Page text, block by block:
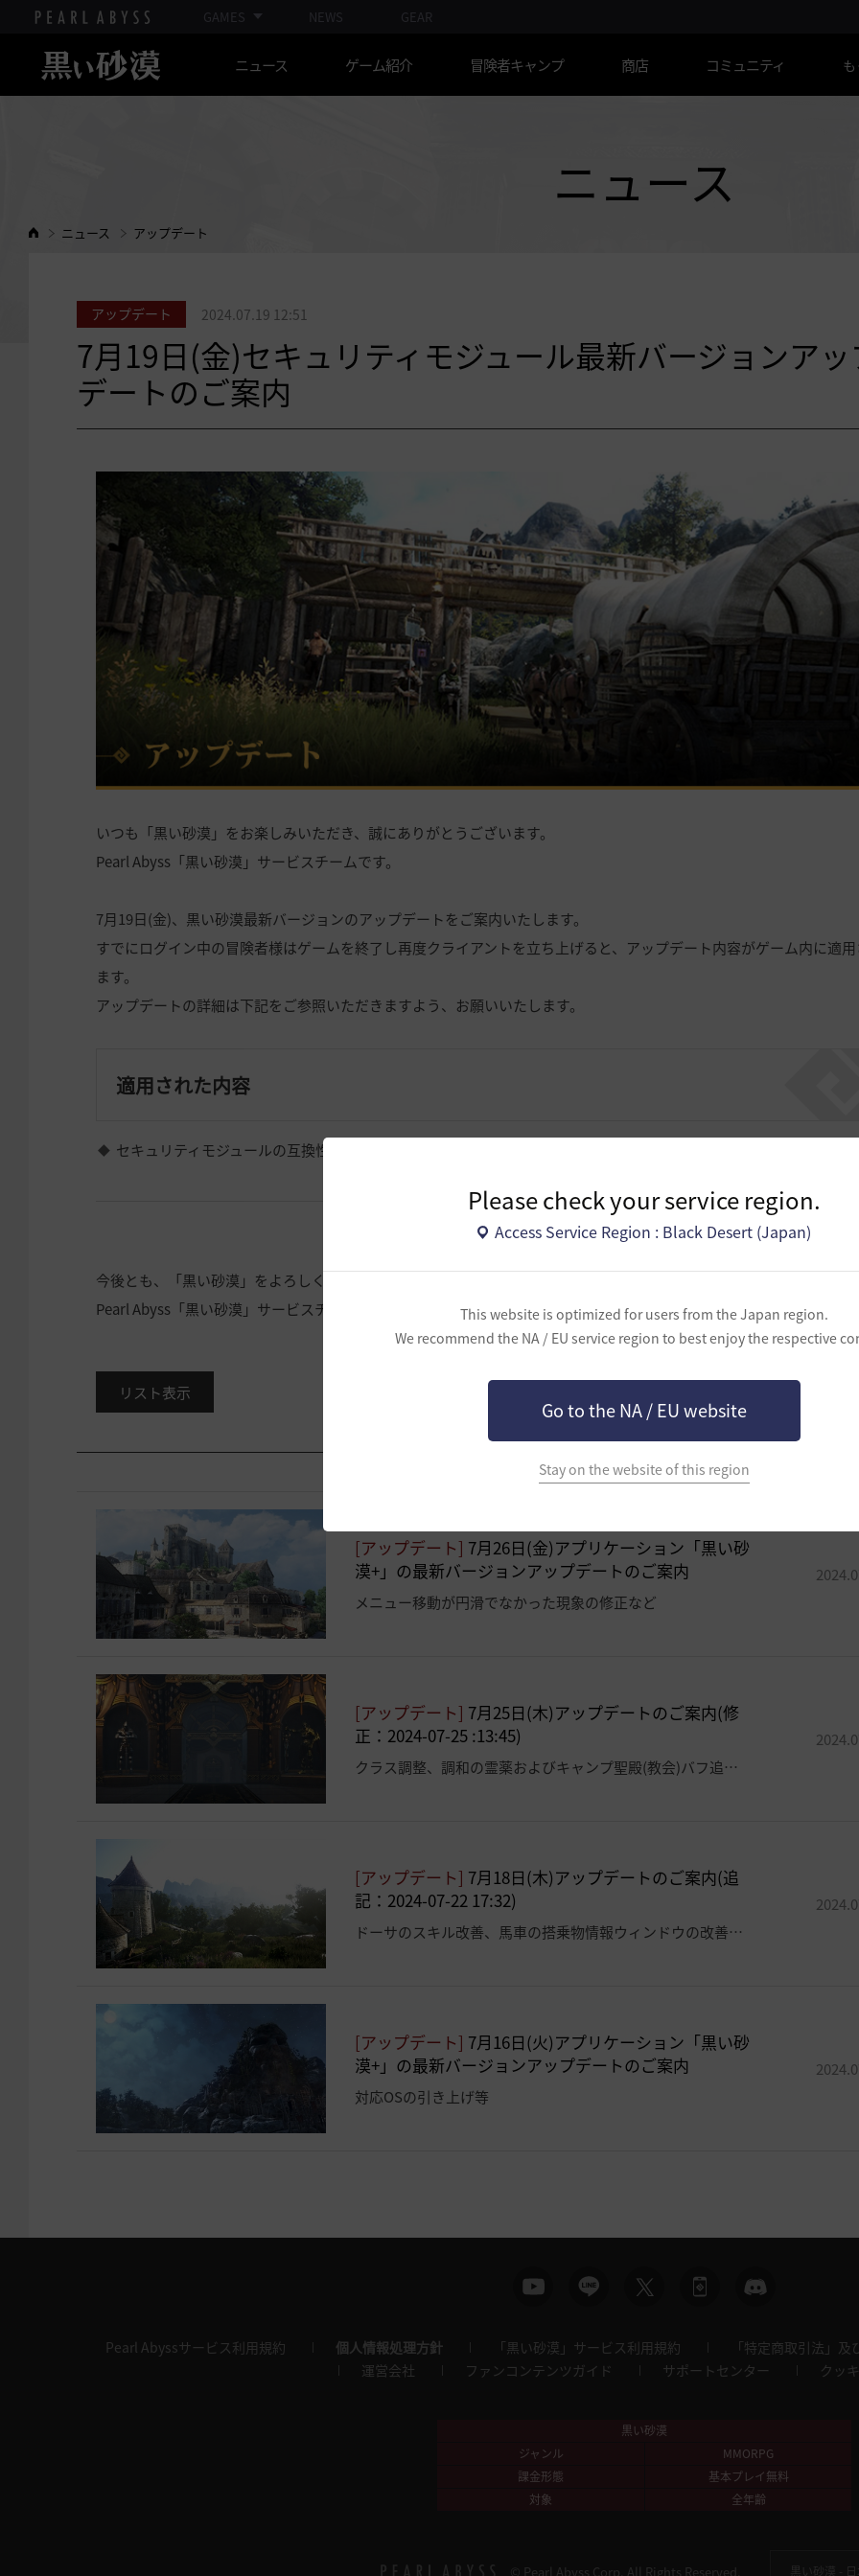
GAMES NEWS GEAR
Please check your service region.
Access Service Region : Black Desert (Japan)
This website is optimized for users from the Japan region.
We recommend the NA / EU service region to best enjoy the respective
Go to the NA / EU website
Stay on the website of this region
ニュース ゲーム紹介 冒険者キャンプ 商店 コミュニティ
ニュース
ニュース アップデート
アップデート 2024.07.19 12:51
7月19日(金)セキュリティモジュール最新バージョンア
デートのご案内
いつも「黒い砂漠」をお楽しみいただき、誠にありがとうございます。
Pearl Abyss「黒い砂漠」サービスチームです。
7月19日(金)、黒い砂漠最新バージョンのアップデートをご案内いたします。
すでにログイン中の冒険者様はゲームを終了し再度クライアントを立ち上げると、アップデート内容がゲーム内に適
ます。
アップデートの詳細は下記をご参照いただきますよう、お願いいたします。
適用された内容
セキュリティモジュールの互換性の強化と最新バージョンのアップデート
今後とも、「黒い砂漠」をよろしくお願いいたします。
Pearl Abyss「黒い砂漠」サービスチーム
リスト表示
[アップデート] 7月26日(金)アプリケーション「黒い砂
漠+」の最新バージョンアップデートのご案内
メニュー移動が円滑でなかった現象の修正など
[アップデート] 7月25日(木)アップデートのご案内(修
正：2024-07-25 :13:45)
クラス調整、調和の霊薬およびキャンプ聖殿(教会)バフ追加など
[アップデート] 7月18日(木)アップデートのご案内(追
記：2024-07-22 17:32)
ドーサのスキル改善、馬車の搭乗物情報ウィンドウの改善など
[アップデート] 7月16日(火)アプリケーション「黒い砂
漠+」の最新バージョンアップデートのご案内
対応OSの引き上げ等
Pearl Abyssサービス利用規約 個人情報処理方針 「黒い砂漠」サービス利用規約
「特定商取引法」
運営会社
ファンコンテンツガイド サポートセンター クッ
黒い砂漠
ジャンル
MMORPG
課金形態
基本プレイ無料
対象
全年齢
黒い砂漠 -
© Pearl Abyss Corp. All Rights Reserved.